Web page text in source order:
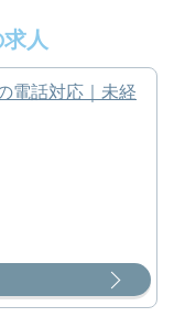
人
電話対応｜未経